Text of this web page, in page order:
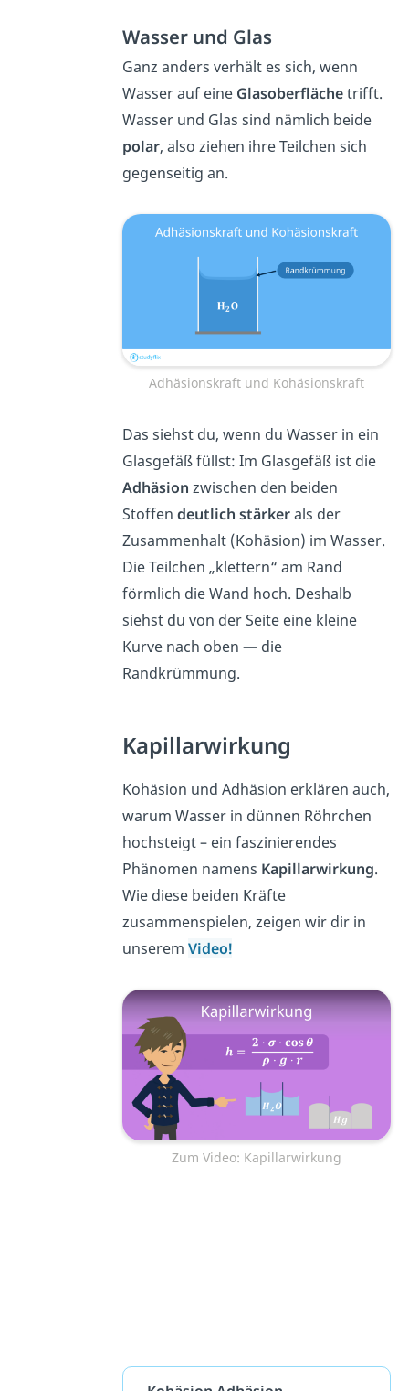
Wasser und Glas
Ganz anders verhält es sich, wenn
Wasser auf eine Glasoberflächetrifft.
Wasser und Glas sind nämlich beide
polar, also ziehen ihre Teilchen sich
gegenseitig an.
Adhäsionskraft und Kohäsionskraft
Das siehst du, wenn du Wasser in ein
Glasgefäß füllst: Im Glasgefäß ist die
Adhäsion zwischen den beiden
Stoffendeutlich stärkerals der
Zusammenhalt (Kohäsion) im Wasser.
Die Teilchen „klettern“ am Rand
förmlich die Wand hoch. Deshalb
siehst du von der Seite eine kleine
Kurve nach oben — die
Randkrümmung.
Kapillarwirkung
Kohäsion und Adhäsion erklären auch,
warum Wasser in dünnen Röhrchen
hochsteigt – ein faszinierendes
Phänomen namens Kapillarwirkung.
Wie diese beiden Kräfte
zusammenspielen, zeigen wir dir in
unseremVideo!
Zum Video: Kapillarwirkung